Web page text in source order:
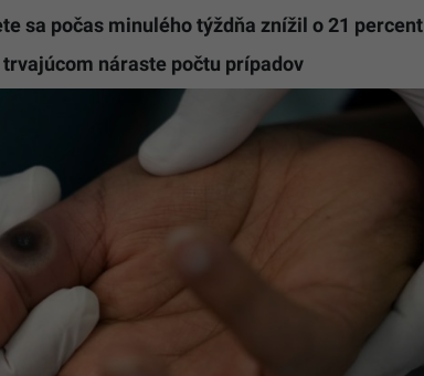
sa počas minulého týždňa znížil o 21 percent
náraste počtu prípadov